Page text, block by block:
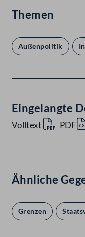
Themen
Außenpolitik
Eingelangte
Volltext PDF
Ähnliche
Grenzen